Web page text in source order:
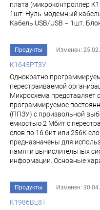
плата (микроконтроллер
1шт. Нуль-модемный
Кабель USB/USB – 1шт. Блок
Продукты Изменен:
К1645РТ3У
Однократно
перестраиваемой
Микросхема представляет
программируемое
(ППЗУ) с произвольной
емкостью 2 Мбит с
слов по 16 бит или 256К
предназначены для
памя­ти вычислительных
информации. Основные
Продукты Изменен:
К1986ВЕ8Т